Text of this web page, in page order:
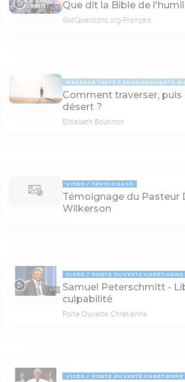
03:10 Que dit la Bible de
GotQuestions.org-Français
MESSAGE TEXTE ENSEIGNEMENTS
Comment traverser, puis
désert ?
Elisabeth Boutinon
VIDÉO TÉMOIGNAGE
Témoignage du Pasteur
Wilkerson
62:01
VIDÉO PORTE OUVERTE CHRÉTIENNE
Samuel Peterschmitt -
culpabilité
Porte Ouverte Chrétienne
VIDÉO PORTE OUVERTE CHRÉTIENNE